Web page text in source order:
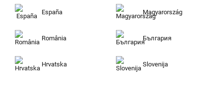
España Magyarország
România България
Hrvatska Slovenija